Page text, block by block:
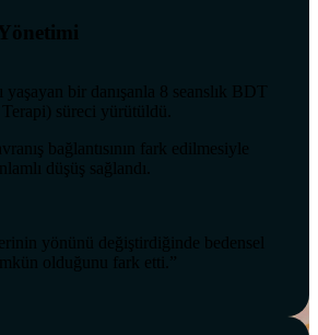
yaşayan bir danışanla 8 seanslık BDT
süreci yürütüldü.
bağlantısının fark edilmesiyle
düşüş sağlandı.
yönünü değiştirdiğinde bedensel
olduğunu fark etti.”